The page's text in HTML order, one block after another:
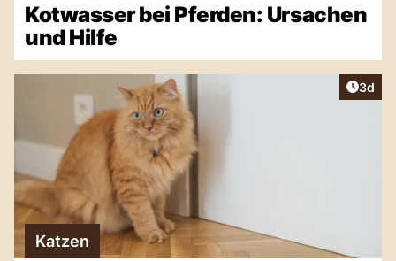
Kotwasser bei Pferden: Ursachen
und Hilfe
3d
Katzen